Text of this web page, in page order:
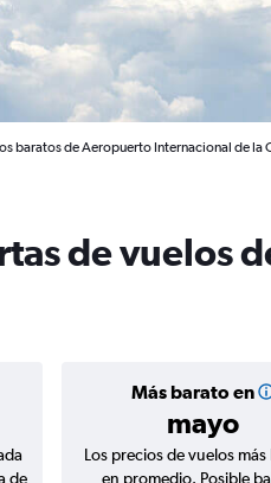
baratos de Aeropuerto Internacional de
de vuelos
Más barato en
mayo
de
Los precios de vuelos más
en promedio. Posible